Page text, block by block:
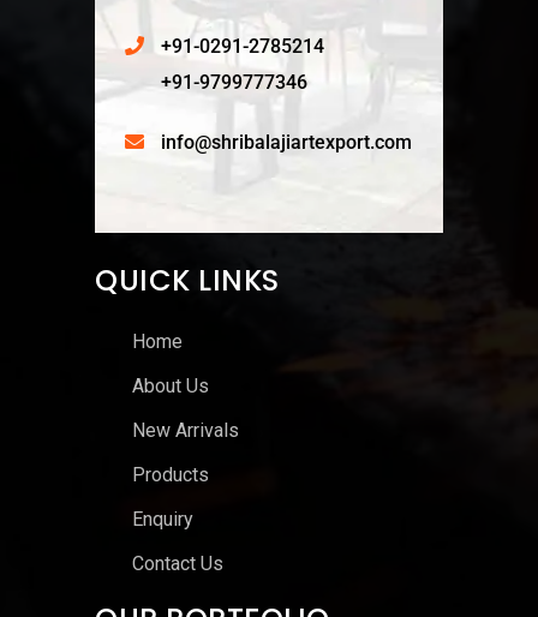
+91-0291-2785214
+91-9799777346
info@shribalajiartexport.com
QUICK LINKS
Home
About Us
New Arrivals
Products
Enquiry
Contact Us